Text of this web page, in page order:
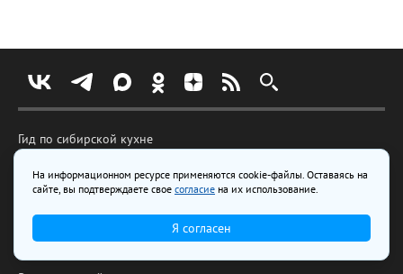
Гид по сибирской кухне
Голоса города
Весточка с передовой
На информационном ресурсе применяются cookie-файлы. Оставаясь на
сайте, вы подтверждаете свое согласие на их использование.
Я согласен